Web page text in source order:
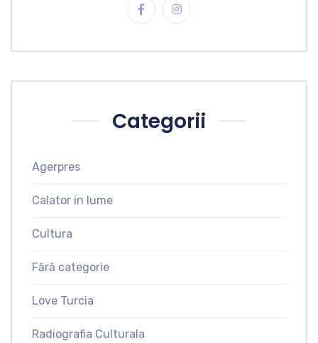
Categorii
Agerpres
Calator in lume
Cultura
Fără categorie
Love Turcia
Radiografia Culturala